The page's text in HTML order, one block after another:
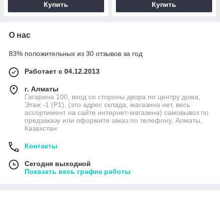
Купить Купить
О нас
83% положительных из 30 отзывов за год
Работает с 04.12.2013
г. Алматы
Гагарина 100, вход со стороны двора по центру дома,
Этаж -1 (P1). (это адрес склада, магазина нет, весь
ассортимент на сайте интернет-магазина) самовывоз по
предзаказу или оформите заказ по телефону, Алматы,
Казахстан
Контакты
Сегодня выходной
Показать весь график работы